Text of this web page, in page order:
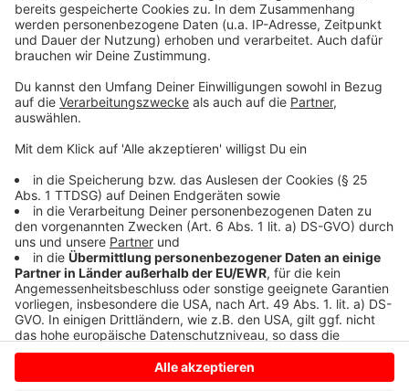
Details durch und stimmen Sie der
Nutzung des Service zu, um dieses
Video anzusehen.
Mehr Informationen
powered by
Usercentrics Consent
Management Platform
"Let It Rain Down", die neue Single von DJ und
Producer Alle Farben - featuring PollyAnna.
Anzeige